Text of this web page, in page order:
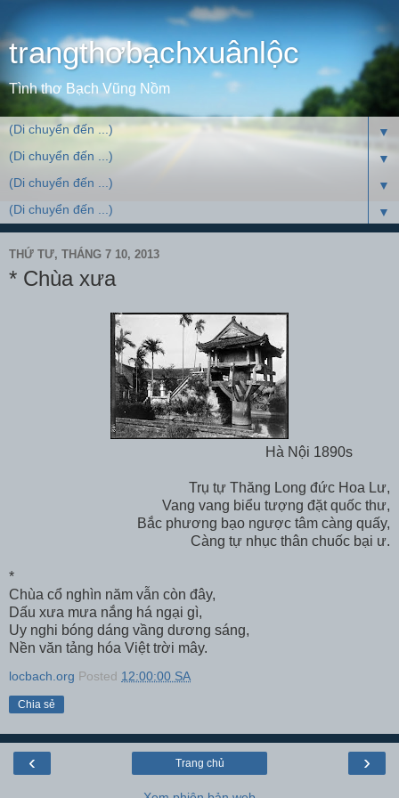
trangthơbạchxuânlộc
Tình thơ Bạch Vũng Nồm
▼
▼
▼
▼
THỨ TƯ, THÁNG 7 10, 2013
* Chùa xưa
Hà Nội 1890s
Trụ tự Thăng Long đức Hoa Lư,
Vang vang biểu tượng đặt quốc thư,
Bắc phương bạo ngược tâm càng quấy,
Càng tự nhục thân chuốc bại ư.
*
Chùa cổ nghìn năm vẫn còn đây,
Dấu xưa mưa nắng há ngại gì,
Uy nghi bóng dáng vầng dương sáng,
Nền văn tảng hóa Việt trời mây.
locbach.org Posted 12:00:00 SA
Chia sẻ
‹ ›
Trang chủ